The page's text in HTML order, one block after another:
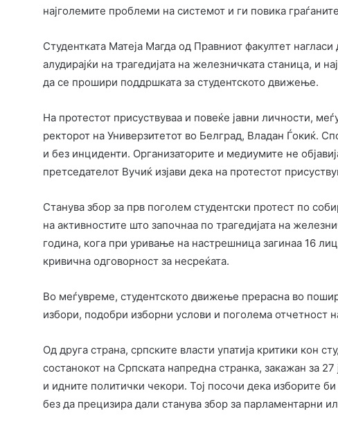
најголемите проблеми на системот и ги повика
Студентката Матеја Магда од Правниот факултет
алудирајќи на трагедијата на железничката станица, и
да се прошири поддршката за студентското движење.
На протестот присуствуваа и повеќе јавни личности,
ректорот на Универзитетот во Белград, Владан Ѓокиќ.
и без инциденти. Организаторите и медиумите не
претседателот Вучиќ изјави дека на протестот
Станува збор за прв поголем студентски протест по
на активностите што започнаа по трагедијата на
година, кога при уривање на настрешница загинаа 16
кривична одговорност за несреќата.
Во меѓувреме, студентското движење прерасна во
избори, подобри изборни услови и поголема отчетност
Од друга страна, српските власти упатија критики кон
состанокот на Српската напредна странка, закажан за
и идните политички чекори. Тој посочи дека изборите
без да прецизира дали станува збор за парламентарни